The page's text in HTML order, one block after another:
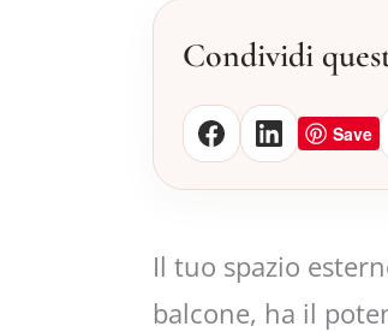
Condividi
Save
Il tuo spazio
balcone, ha il